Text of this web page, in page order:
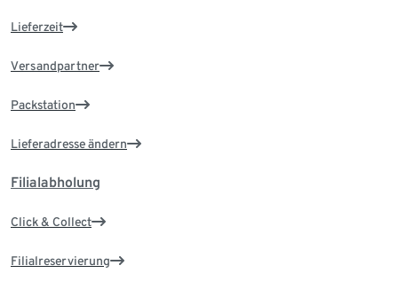
Lieferzeit
Versandpartner
Packstation
Lieferadresse ändern
Filialabholung
Click & Collect
Filialreservierung